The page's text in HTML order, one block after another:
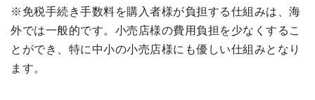
※免税手続き手数料を購入者様が負担する仕組みは、海
外では一般的です。小売店様の費用負担を少なくするこ
とができ、特に中小の小売店様にも優しい仕組みとなり
ます。